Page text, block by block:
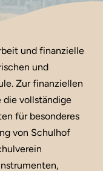
und finanzielle
und
Zur finanziellen
die vollständige
für besonderes
von Schulhof